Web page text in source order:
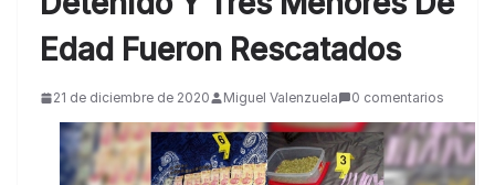
Edad Fueron Rescatados
21 de diciembre de 2020 Miguel Valenzuela 0 comentarios